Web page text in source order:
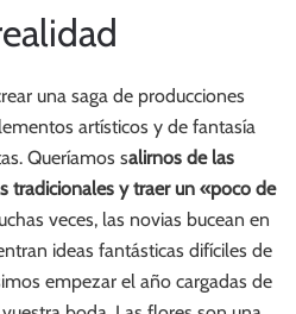
una saga de producciones
artísticos y de fantasía
Queríamos salirnos de las
tradicionales y traer un «poco de
veces, las novias bucean en
ideas fantásticas difíciles de
empezar el año cargadas de